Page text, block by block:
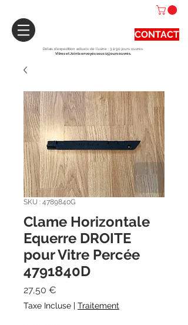
CONTACT
Délais d'expédition actuels de l'usine : 3 à 90 jours ouvrés.
Vitres et Joints envoyés sous 15 jours ouvrés.
SKU : 4789840G
Clame Horizontale
Equerre DROITE
pour Vitre Percée
4791840D
27,50 €
Taxe Incluse | Traitement